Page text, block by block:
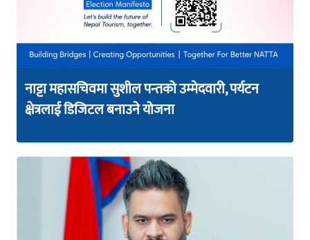
नाट्टा महासचिवमा सुशील पन्तको उम्मेदवारी, पर्यटन
क्षेत्रलाई डिजिटल बनाउने योजना